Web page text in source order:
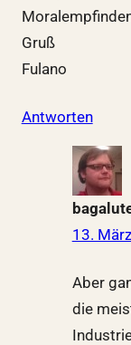
Gruß
Fulano
Antworten
13.
Aber
die